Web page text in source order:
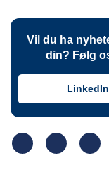
Vil du ha
din? Følg
LinkedIn